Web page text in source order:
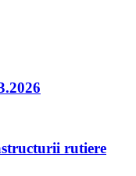
rutiere